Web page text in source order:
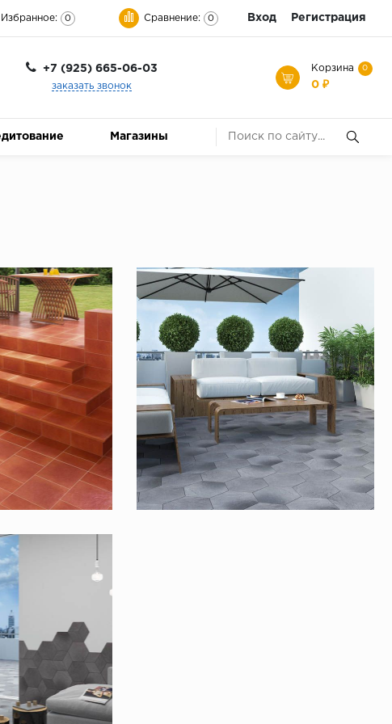
Избранное: 0 Сравнение: 0 Вход Регистрация
+7 (925) 665-06-03
заказать звонок
Корзина 0
0 ₽
Магазины